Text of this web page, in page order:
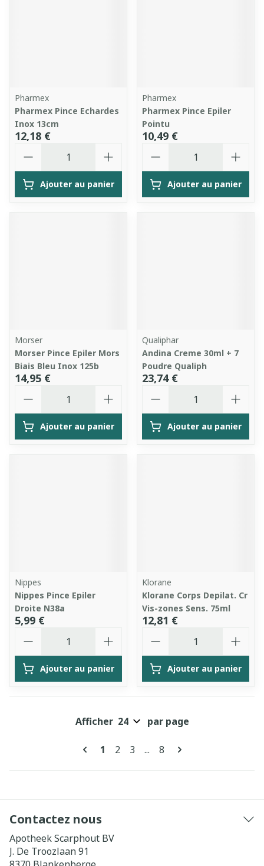
Pharmex
Pharmex Pince Echardes
Inox 13cm
12,18 €
Ajouter au panier
Pharmex
Pharmex Pince Epiler
Pointu
10,49 €
Ajouter au panier
Morser
Morser Pince Epiler Mors
Biais Bleu Inox 125b
14,95 €
Ajouter au panier
Qualiphar
Andina Creme 30ml + 7
Poudre Qualiph
23,74 €
Ajouter au panier
Nippes
Nippes Pince Epiler
Droite N38a
5,99 €
Ajouter au panier
Klorane
Klorane Corps Depilat. Cr
Vis-zones Sens. 75ml
12,81 €
Ajouter au panier
Pages
Vous lisez actuellement la page
1 Page
2 Page
3 ... Page
8
Afficher par page
Contactez nous
Apotheek Scarphout BV
J. De Troozlaan 91